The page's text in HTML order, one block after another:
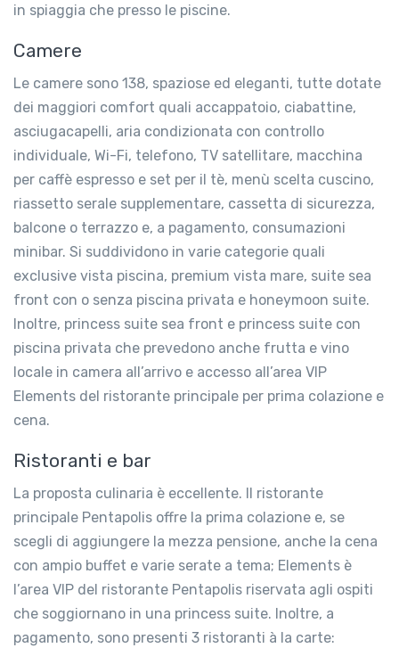
in spiaggia che presso le piscine.
Camere
Le camere sono 138, spaziose ed eleganti, tutte dotate
dei maggiori comfort quali accappatoio, ciabattine,
asciugacapelli, aria condizionata con controllo
individuale, Wi-Fi, telefono, TV satellitare, macchina
per caffè espresso e set per il tè, menù scelta cuscino,
riassetto serale supplementare, cassetta di sicurezza,
balcone o terrazzo e, a pagamento, consumazioni
minibar. Si suddividono in varie categorie quali
exclusive vista piscina, premium vista mare, suite sea
front con o senza piscina privata e honeymoon suite.
Inoltre, princess suite sea front e princess suite con
piscina privata che prevedono anche frutta e vino
locale in camera all’arrivo e accesso all’area VIP
Elements del ristorante principale per prima colazione e
cena.
Ristoranti e bar
La proposta culinaria è eccellente. Il ristorante
principale Pentapolis offre la prima colazione e, se
scegli di aggiungere la mezza pensione, anche la cena
con ampio buffet e varie serate a tema; Elements è
l’area VIP del ristorante Pentapolis riservata agli ospiti
che soggiornano in una princess suite. Inoltre, a
pagamento, sono presenti 3 ristoranti à la carte: